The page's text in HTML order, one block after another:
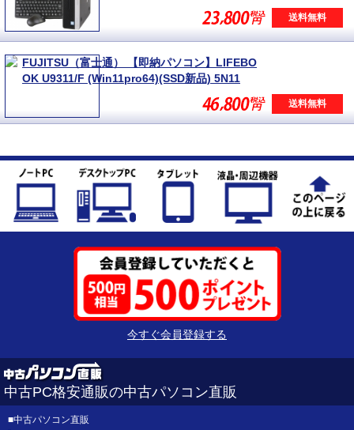
送料無料
FUJITSU（富士通） 【即納パソコン】LIFEBO
OK U9311/F (Win11pro64)(SSD新品) 5N11
送料無料
今すぐ会員登録する
中古PC格安通販の中古パソコン直販
■中古パソコン直販